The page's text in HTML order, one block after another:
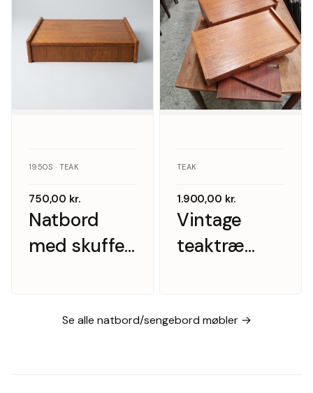
Natbord
med skuffe,
1950S · TEAK
750,00 kr.
Vintage
teaktræ
TEAK
1.900,00 kr.
Se alle natbord/sengebord møbler →